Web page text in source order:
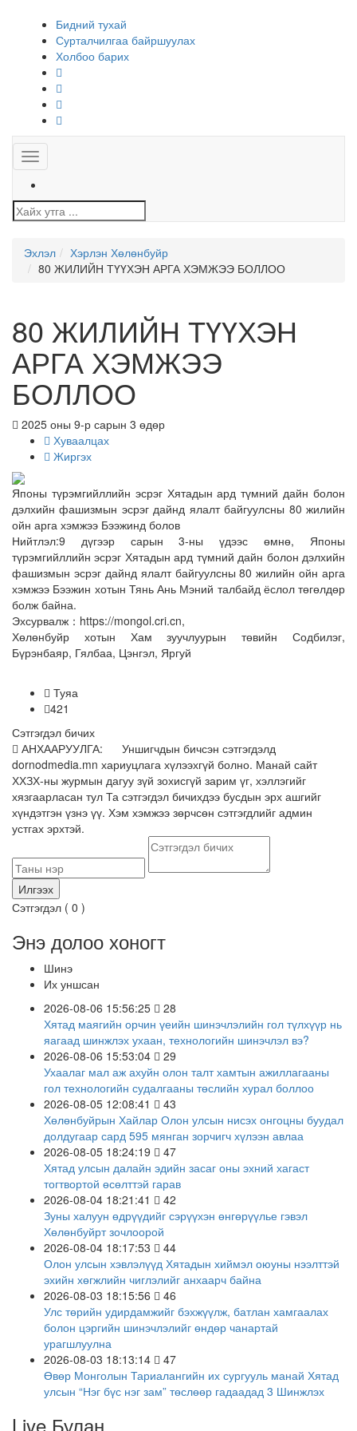
Бидний тухай
Сурталчилгаа байршуулах
Холбоо барих
Toggle
navigation
Эхлэл
Хэрлэн Хөлөнбуйр
80 ЖИЛИЙН ТҮҮХЭН АРГА ХЭМЖЭЭ БОЛЛОО
80 ЖИЛИЙН ТҮҮХЭН
АРГА ХЭМЖЭЭ
БОЛЛОО
2025 оны 9-р сарын 3 өдөр
Хуваалцах
Жиргэх
Японы түрэмгийллийн эсрэг Хятадын ард түмний дайн болон
дэлхийн фашизмын эсрэг дайнд ялалт байгуулсны 80 жилийн
ойн арга хэмжээ Бээжинд болов
Нийтлэл:9 дүгээр сарын 3-ны үдээс өмнө, Японы
түрэмгийллийн эсрэг Хятадын ард түмний дайн болон дэлхийн
фашизмын эсрэг дайнд ялалт байгуулсны 80 жилийн ойн арга
хэмжээ Бээжин хотын Тянь Ань Мэний талбайд ёслол төгөлдөр
болж байна.
Эхсурвалж：https://mongol.cri.cn,
Хөлөнбуйр хотын Хам зуучлуурын төвийн Содбилэг,
Бүрэнбаяр, Гялбаа, Цэнгэл, Яргуй
Туяа
421
Сэтгэгдэл бичих
АНХААРУУЛГА: Уншигчдын бичсэн сэтгэгдэлд
dornodmedia.mn хариуцлага хүлээхгүй болно. Манай сайт
ХХЗХ-ны журмын дагуу зүй зохисгүй зарим үг, хэллэгийг
хязгаарласан тул Та сэтгэгдэл бичихдээ бусдын эрх ашгийг
хүндэтгэн үзнэ үү. Хэм хэмжээ зөрчсөн сэтгэгдлийг админ
устгах эрхтэй.
Сэтгэгдэл ( 0 )
Энэ долоо хоногт
Шинэ
Их уншсан
2026-08-06 15:56:25
28
Хятад маягийн орчин үеийн шинэчлэлийн гол түлхүүр нь
яагаад шинжлэх ухаан, технологийн шинэчлэл вэ?
2026-08-06 15:53:04
29
Ухаалаг мал аж ахуйн олон талт хамтын ажиллагааны
гол технологийн судалгааны төслийн хурал боллоо
2026-08-05 12:08:41
43
Хөлөнбуйрын Хайлар Олон улсын нисэх онгоцны буудал
долдугаар сард 595 мянган зорчигч хүлээн авлаа
2026-08-05 18:24:19
47
Хятад улсын далайн эдийн засаг оны эхний хагаст
тогтвортой өсөлттэй гарав
2026-08-04 18:21:41
42
Зуны халуун өдрүүдийг сэрүүхэн өнгөрүүлье гэвэл
Хөлөнбуйрт зочлоорой
2026-08-04 18:17:53
44
Олон улсын хэвлэлүүд Хятадын хиймэл оюуны нээлттэй
эхийн хөгжлийн чиглэлийг анхаарч байна
2026-08-03 18:15:56
46
Улс төрийн удирдамжийг бэхжүүлж, батлан хамгаалах
болон цэргийн шинэчлэлийг өндөр чанартай
урагшлуулна
2026-08-03 18:13:14
47
Өвөр Монголын Тариалангийн их сургууль манай Хятад
улсын “Нэг бүс нэг зам” төслөөр гадаадад 3 Шинжлэх
2026-07-30 17:47:28
Live Булан